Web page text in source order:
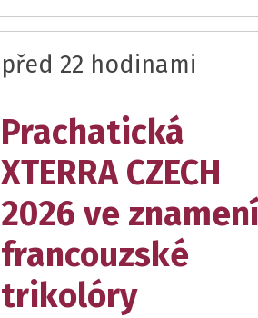
před 22 hodinami
Prachatická
XTERRA CZECH
2026 ve znamení
francouzské
trikolóry